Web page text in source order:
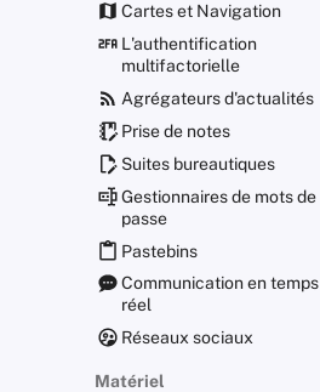
Cartes et Navigation
L'authentification
multifactorielle
Agrégateurs d'actualités
Prise de notes
Suites bureautiques
Gestionnaires de mots de
passe
Pastebins
Communication en temps
réel
Réseaux sociaux
Matériel